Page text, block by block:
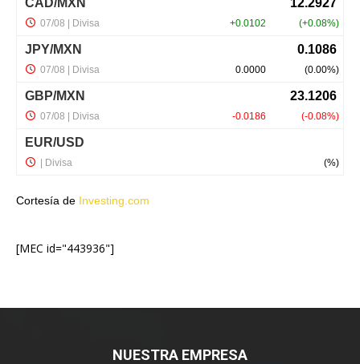
Cortesía de Investing.com
[MEC id="443936"]
NUESTRA EMPRESA